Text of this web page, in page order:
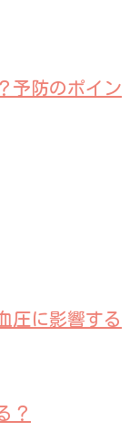
予防のポイン
圧に影響する
？